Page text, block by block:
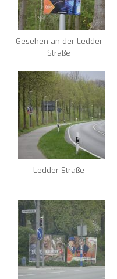
Gesehen an der Ledder
Straße
Ledder Straße